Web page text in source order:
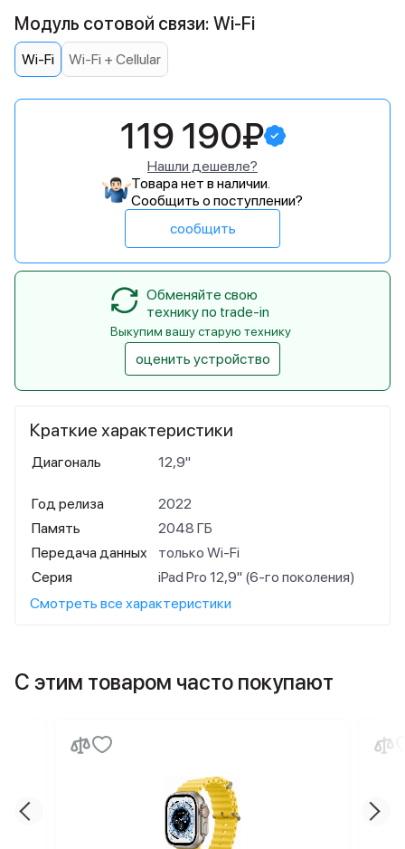
Краткие характеристики
Диагональ 12,9"
Год релиза
2022
Память
2048 ГБ
Передача данных
только Wi-Fi
Серия
iPad Pro 12,9" (6-го поколения)
Смотреть все характеристики
Модуль сотовой связи: Wi-Fi
Wi-Fi Wi-Fi + Cellular
119 190₽
Нашли дешевле?
Товара нет в наличии.
Сообщить о поступлении?
сообщить
Обменяйте свою
технику по trade-in
Выкупим вашу старую технику
оценить устройство
С этим товаром часто покупают